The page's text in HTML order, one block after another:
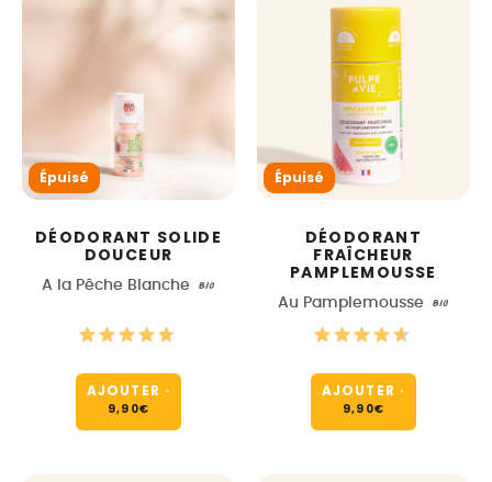
Épuisé
DÉODORANT SOLIDE
DOUCEUR
A la Pêche Blanche BIO
AJOUTER ·
9,90€
Épuisé
DÉODORANT
FRAÎCHEUR
PAMPLEMOUSSE
Au Pamplemousse BIO
AJOUTER ·
9,90€